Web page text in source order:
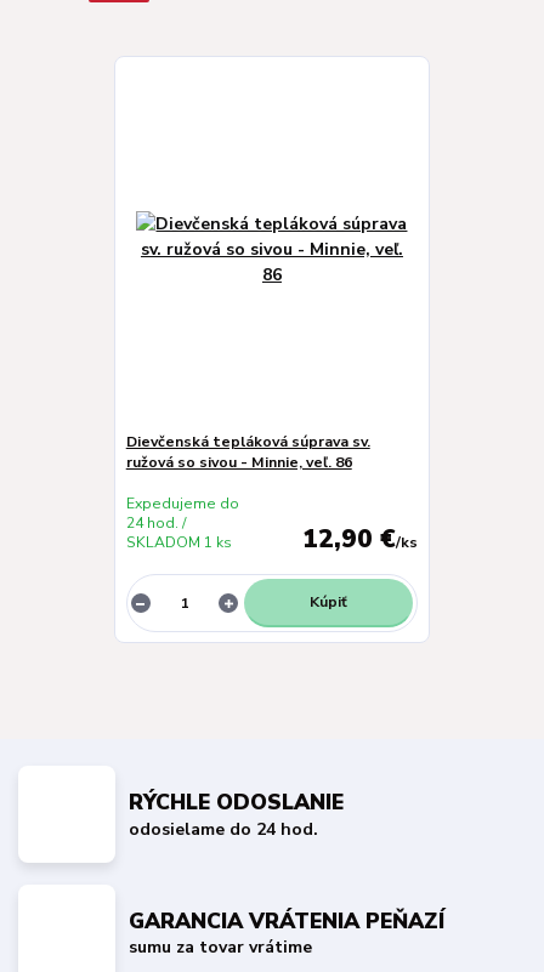
Dievčenská tepláková súprava sv.
ružová so sivou - Minnie, veľ. 86
12,90 €/ks
Expedujeme do
24 hod. /
SKLADOM 1 ks
Kúpiť
RÝCHLE ODOSLANIE
odosielame do 24 hod.
GARANCIA VRÁTENIA PEŇAZÍ
sumu za tovar vrátime